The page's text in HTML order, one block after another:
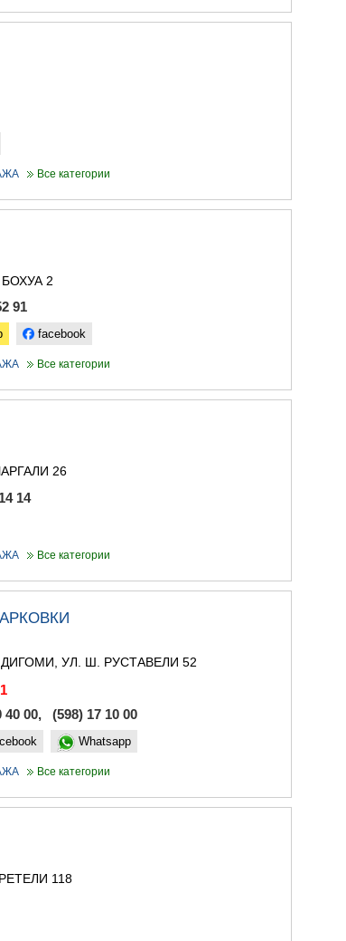
МЕСТИА
АСПИНДЗА
ГАРДАБАНИ
ХАШУРИ
Все категории
2
91
facebook
Все категории
26
14
Все категории
УЛ. Ш. РУСТАВЕЛИ 52
40 00, (598) 17 10 00
Whatsapp
Все категории
118